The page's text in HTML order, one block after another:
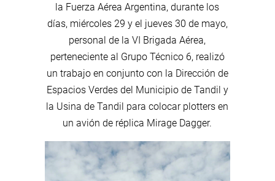
la Fuerza Aérea Argentina, durante los
días, miércoles 29 y el jueves 30 de mayo,
personal de la VI Brigada Aérea,
perteneciente al Grupo Técnico 6, realizó
un trabajo en conjunto con la Dirección de
Espacios Verdes del Municipio de Tandil y
la Usina de Tandil para colocar plotters en
un avión de réplica Mirage Dagger.